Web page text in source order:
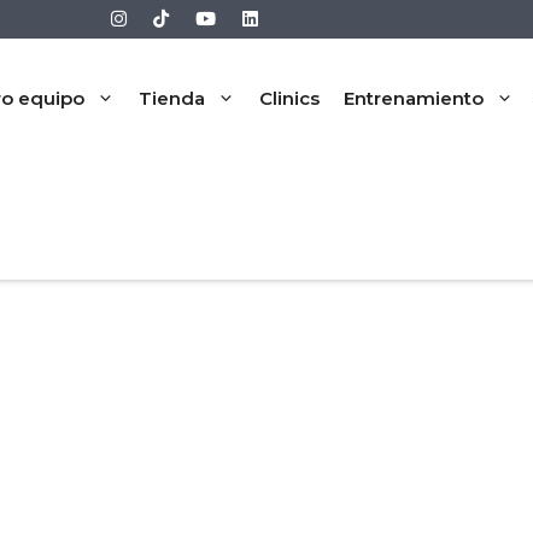
equipo Tienda Clinics Entrenamiento